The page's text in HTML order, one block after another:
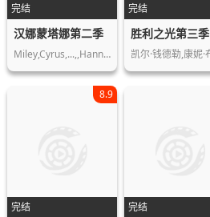
完结
汉娜蒙塔娜第二季
Miley,Cyrus,...,,Hannah,Montana,Bill…
完结
胜利之光第三季
完结
8.9
完结